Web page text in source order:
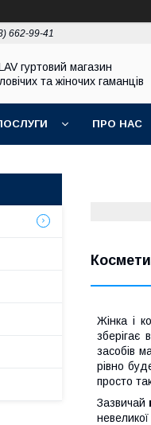
662-99-41
гуртовий магазин
та жіночих гаманців
ПРО НАС
Жінка і
зберігає
засобів
рівно
просто
Зазвичай